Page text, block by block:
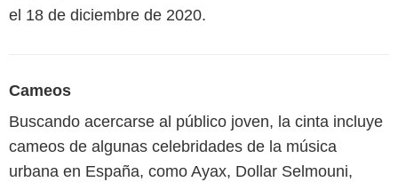
el 18 de diciembre de 2020.
Cameos
Buscando acercarse al público joven, la cinta incluye
cameos de algunas celebridades de la música
urbana en España, como Ayax, Dollar Selmouni,